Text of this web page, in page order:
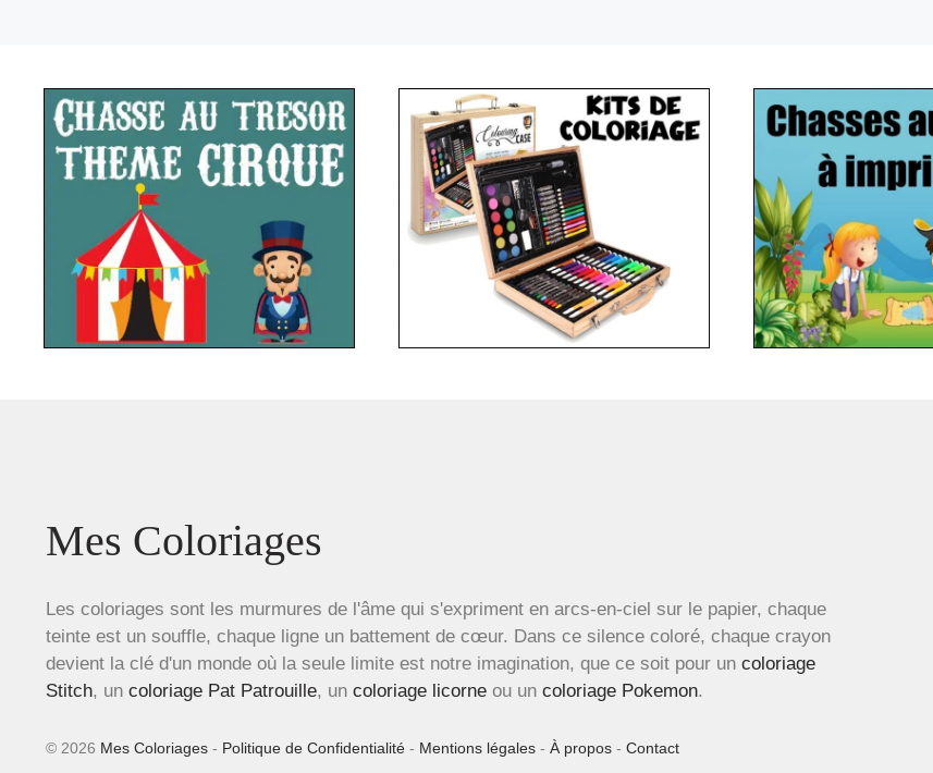
Mes Coloriages
Les coloriages sont les murmures de l'âme qui s'expriment en arcs-en-ciel sur le papier, chaque
teinte est un souffle, chaque ligne un battement de cœur. Dans ce silence coloré, chaque crayon
devient la clé d'un monde où la seule limite est notre imagination, que ce soit pour un coloriage
Stitch, un coloriage Pat Patrouille, un coloriage licorne ou un coloriage Pokemon.
© 2026 Mes Coloriages - Politique de Confidentialité - Mentions légales - À propos - Contact